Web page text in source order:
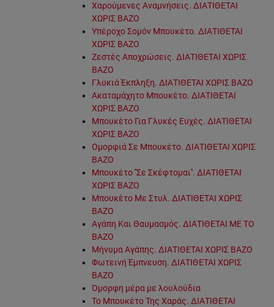
Χαρούμενες Αναμνήσεις. ΔΙΑΤΙΘΕΤΑΙ
ΧΩΡΙΣ ΒΑΖΟ
Υπέροχο Σομόν Μπουκέτο. ΔΙΑΤΙΘΕΤΑΙ
ΧΩΡΙΣ ΒΑΖΟ
Ζεστές Αποχρώσεις. ΔΙΑΤΙΘΕΤΑΙ ΧΩΡΙΣ
ΒΑΖΟ
Γλυκιά Έκπληξη. ΔΙΑΤΙΘΕΤΑΙ ΧΩΡΙΣ ΒΑΖΟ
Ακαταμάχητο Μπουκέτο. ΔΙΑΤΙΘΕΤΑΙ
ΧΩΡΙΣ ΒΑΖΟ
Μπουκέτο Για Γλυκές Ευχές. ΔΙΑΤΙΘΕΤΑΙ
ΧΩΡΙΣ ΒΑΖΟ
Ομορφιά Σε Μπουκέτο. ΔΙΑΤΙΘΕΤΑΙ ΧΩΡΙΣ
ΒΑΖΟ
Μπουκέτο ''Σε Σκέφτομαι''. ΔΙΑΤΙΘΕΤΑΙ
ΧΩΡΙΣ ΒΑΖΟ
Μπουκέτο Με Στυλ. ΔΙΑΤΙΘΕΤΑΙ ΧΩΡΙΣ
ΒΑΖΟ
Αγάπη Και Θαυμασμός. ΔΙΑΤΙΘΕΤΑΙ ΜΕ ΤΟ
ΒΑΖΟ
Μήνυμα Αγάπης. ΔΙΑΤΙΘΕΤΑΙ ΧΩΡΙΣ ΒΑΖΟ
Φωτεινή Έμπνευση. ΔΙΑΤΙΘΕΤΑΙ ΧΩΡΙΣ
ΒΑΖΟ
Όμορφη μέρα με λουλούδια
Το Μπουκέτο Της Χαράς. ΔΙΑΤΙΘΕΤΑΙ